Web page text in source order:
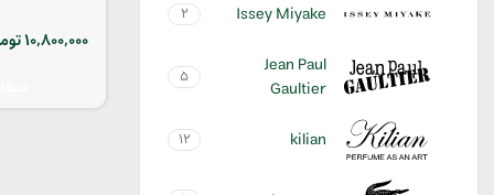
Issey Miyake
2
Jean Paul
Gaultier
5
kilian
12
10,800,000